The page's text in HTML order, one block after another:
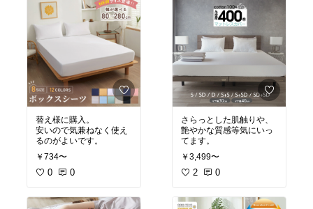
替え様に購入。
安いので気兼ねなく使え
￥734〜
0 0
レースは安いからこんな
物かっ、てな感じのミラ
コスパ良いと思います。
さらっとした肌触りや、
艶やかな質感等気にいっ
てます。
￥3,499〜
2 0